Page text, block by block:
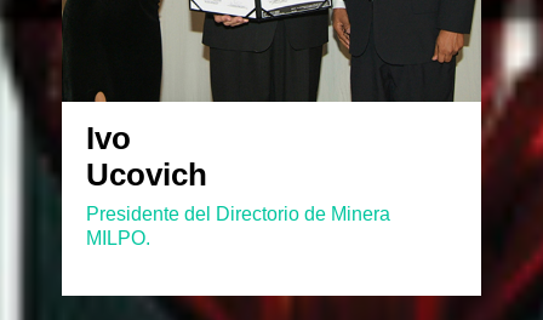
Ivo
Ucovich
Presidente del Directorio de Minera
MILPO.